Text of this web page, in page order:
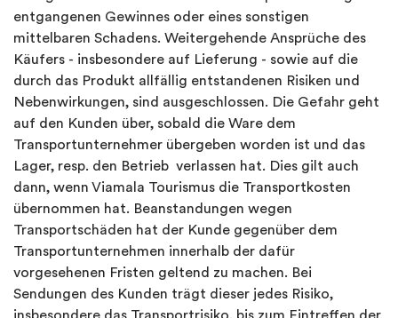
entgangenen Gewinnes oder eines sonstigen
mittelbaren Schadens. Weitergehende Ansprüche des
Käufers - insbesondere auf Lieferung - sowie auf die
durch das Produkt allfällig entstandenen Risiken und
Nebenwirkungen, sind ausgeschlossen. Die Gefahr geht
auf den Kunden über, sobald die Ware dem
Transportunternehmer übergeben worden ist und das
Lager, resp. den Betrieb verlassen hat. Dies gilt auch
dann, wenn Viamala Tourismus die Transportkosten
übernommen hat. Beanstandungen wegen
Transportschäden hat der Kunde gegenüber dem
Transportunternehmen innerhalb der dafür
vorgesehenen Fristen geltend zu machen. Bei
Sendungen des Kunden trägt dieser jedes Risiko,